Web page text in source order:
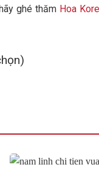
ghé thăm Hoa